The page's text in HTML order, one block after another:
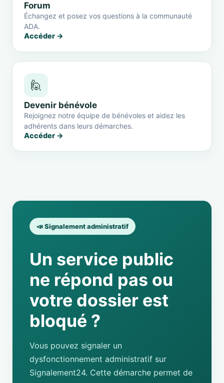
Forum
Échangez et posez vos questions à la communauté
ADA.
Accéder →
🙋
Devenir bénévole
Rejoignez notre équipe de bénévoles et aidez les
adhérents dans leurs démarches.
Accéder →
📣 Signalement administratif
Un service public
ne répond pas ou
votre dossier est
bloqué ?
Vous pouvez signaler un
dysfonctionnement administratif sur
Signalement24. Cette démarche permet de